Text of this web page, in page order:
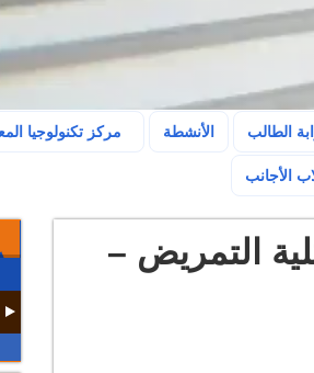
الطالب الأنشطة مركز تكنولوجيا
الأجانب
التمريض –